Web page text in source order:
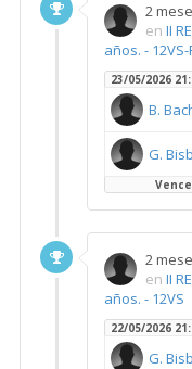
2
en II
años. - 12VS-
23/05/2026
B.
G.
2
en II
años. - 12VS
22/05/2026
G.